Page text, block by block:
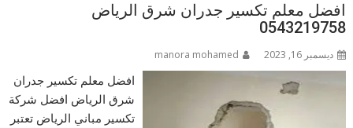
افضل معلم تكسير جدران شرق الرياض
0543219758
ديسمبر 16, 2023 manora mohamed
افضل معلم تكسير جدران
شرق الرياض افضل شركة
تكسير مباني الرياض تعتبر